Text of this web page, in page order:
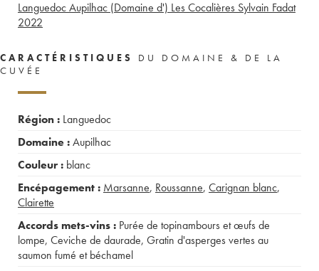
Languedoc Aupilhac (Domaine d') Les Cocalières Sylvain Fadat
2022
CARACTÉRISTIQUES
DU DOMAINE & DE LA
CUVÉE
Région : Languedoc
Domaine :Aupilhac
Couleur : blanc
Encépagement : Marsanne, Roussanne, Carignan blanc,
Clairette
Accords mets-vins : Purée de topinambours et œufs de
lompe, Ceviche de daurade, Gratin d'asperges vertes au
saumon fumé et béchamel